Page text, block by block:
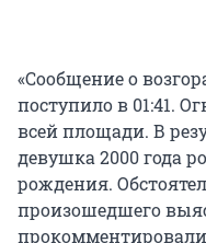
«Сообщение о
поступило в 01:41.
всей площади. В
девушка 2000 года
рождения.
произошедшего